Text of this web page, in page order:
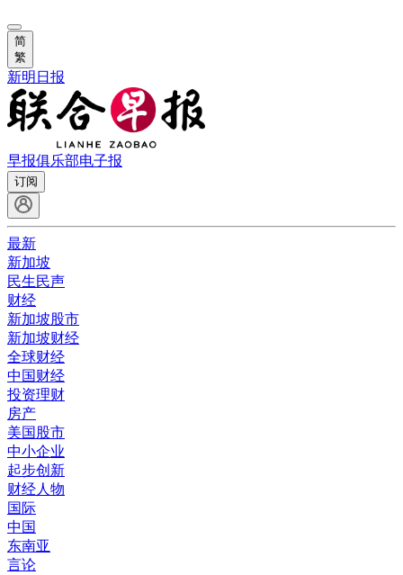
简
繁
新明日报
早报俱乐部电子报
订阅
最新
新加坡
民生民声
财经
新加坡股市
新加坡财经
全球财经
中国财经
投资理财
房产
美国股市
中小企业
起步创新
财经人物
国际
中国
东南亚
言论